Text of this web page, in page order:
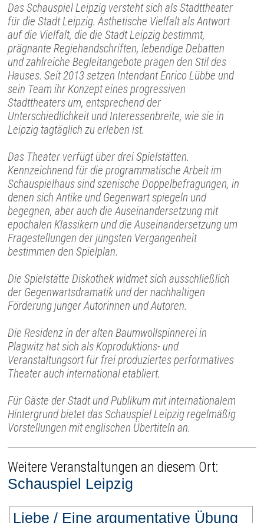
Das Schauspiel Leipzig versteht sich als Stadttheater
für die Stadt Leipzig. Ästhetische Vielfalt als Antwort
auf die Vielfalt, die die Stadt Leipzig bestimmt,
prägnante Regiehandschriften, lebendige Debatten
und zahlreiche Begleitangebote prägen den Stil des
Hauses. Seit 2013 setzen Intendant Enrico Lübbe und
sein Team ihr Konzept eines progressiven
Stadttheaters um, entsprechend der
Unterschiedlichkeit und Interessenbreite, wie sie in
Leipzig tagtäglich zu erleben ist.
Das Theater verfügt über drei Spielstätten.
Kennzeichnend für die programmatische Arbeit im
Schauspielhaus sind szenische Doppelbefragungen, in
denen sich Antike und Gegenwart spiegeln und
begegnen, aber auch die Auseinandersetzung mit
epochalen Klassikern und die Auseinandersetzung um
Fragestellungen der jüngsten Vergangenheit
bestimmen den Spielplan.
Die Spielstätte Diskothek widmet sich ausschließlich
der Gegenwartsdramatik und der nachhaltigen
Förderung junger Autorinnen und Autoren.
Die Residenz in der alten Baumwollspinnerei in
Plagwitz hat sich als Koproduktions- und
Veranstaltungsort für frei produziertes performatives
Theater auch international etabliert.
Für Gäste der Stadt und Publikum mit internationalem
Hintergrund bietet das Schauspiel Leipzig regelmäßig
Vorstellungen mit englischen Übertiteln an.
Weitere Veranstaltungen an diesem Ort:
Schauspiel Leipzig
Liebe / Eine argumentative Übung